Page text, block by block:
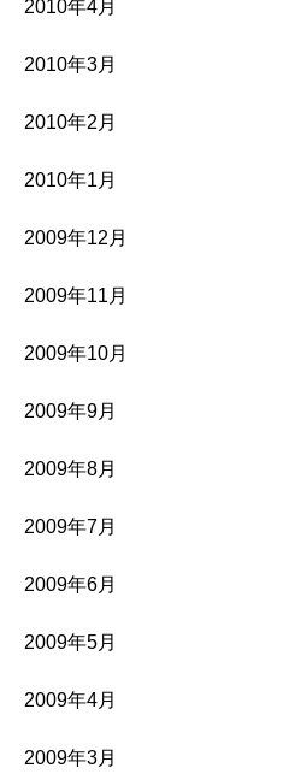
2010年4月
2010年3月
2010年2月
2010年1月
2009年12月
2009年11月
2009年10月
2009年9月
2009年8月
2009年7月
2009年6月
2009年5月
2009年4月
2009年3月